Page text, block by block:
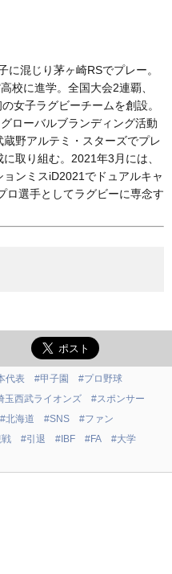
混じり茅ヶ崎RSでプレー。
校に進学。全国大会2連覇、
女子ラグビーチームを創設。
ローバルブランディング活動
野アルテミ・スターズでプレ
取り組む。2021年3月には、
ンミスiD2021でドュアルキャ
ロ選手としてラグビーに専念す
代表 #甲子園
#プロ野球
玉西武ライオンズ
#スポンサー
#北海道 #SNS
#ファン
#引退 #IBF #FA
#大学